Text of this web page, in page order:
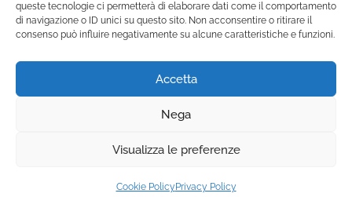
queste tecnologie ci permetterà di elaborare dati come il comportamento
di navigazione o ID unici su questo sito. Non acconsentire o ritirare il
consenso può influire negativamente su alcune caratteristiche e funzioni.
Accetta
Nega
Visualizza le preferenze
Cookie Policy Privacy Policy
specifiche del vostro ambiente e per
garantirvi un montaggio a regola d’arte.
Copyright © 2025 Camini.net | P.IVA
Cookie Policy|Termini e Condizioni